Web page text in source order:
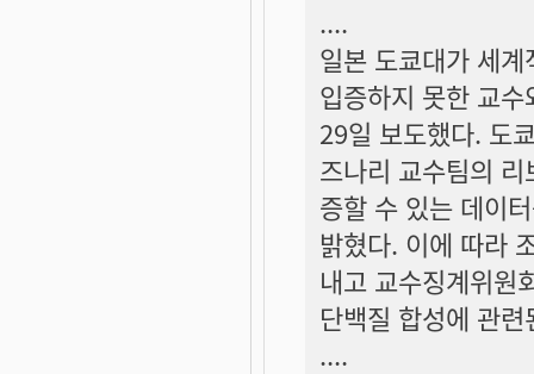
....
일본 도쿄대가 세
입증하지 못한 교
29일 보도했다. 도
즈나리 교수팀의
증할 수 있는 데이
밝혔다. 이에 따라
내고 교수징계위원
단백질 합성에 관
....